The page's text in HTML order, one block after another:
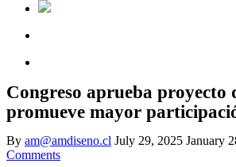
Congreso aprueba proyecto
promueve mayor
By am@amdiseno.cl July 29, 2025 January
Comments